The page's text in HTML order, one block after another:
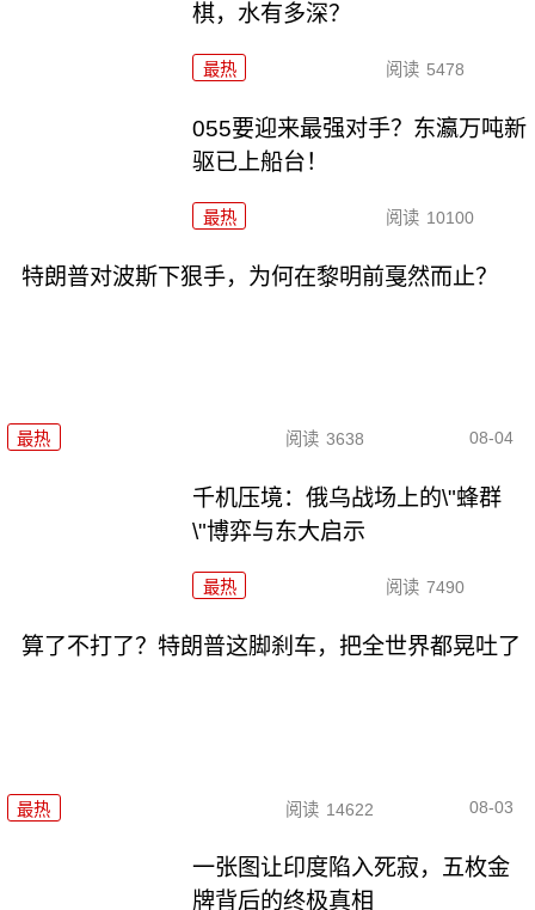
棋，水有多深？
最热 阅读 5478
055要迎来最强对手？东瀛万吨新
驱已上船台！
最热 阅读 10100
特朗普对波斯下狠手，为何在黎明前戛然而止？
最热 阅读 3638 08-04
千机压境：俄乌战场上的\"蜂群
\"博弈与东大启示
最热 阅读 7490
算了不打了？特朗普这脚刹车，把全世界都晃吐了
最热 阅读 14622 08-03
一张图让印度陷入死寂，五枚金
牌背后的终极真相